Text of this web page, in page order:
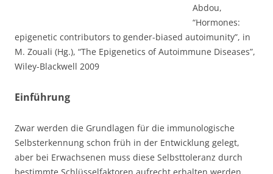
Abdou,
“Hormones:
epigenetic contributors to gender-biased autoimunity”, in
M. Zouali (Hg.), “The Epigenetics of Autoimmune Diseases”,
Wiley-Blackwell 2009
Einführung
Zwar werden die Grundlagen für die immunologische
Selbsterkennung schon früh in der Entwicklung gelegt,
aber bei Erwachsenen muss diese Selbsttoleranz durch